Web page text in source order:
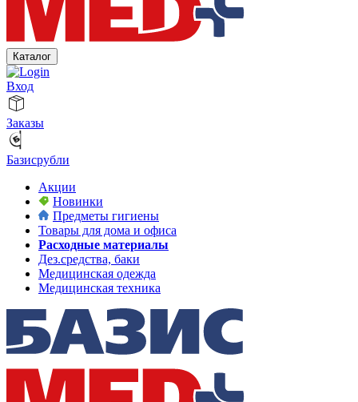
Каталог
Вход
Заказы
Базисрубли
Акции
Новинки
Предметы гигиены
Товары для дома и офиса
Расходные материалы
Дез.средства, баки
Медицинская одежда
Медицинская техника